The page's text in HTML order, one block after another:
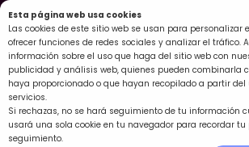
Esta página web usa cookies
Las cookies de este sitio web se usan para personalizar
ofrecer funciones de redes sociales y analizar el tráfico.
información sobre el uso que haga del sitio web con
publicidad y análisis web, quienes pueden combinarla
haya proporcionado o que hayan recopilado a partir
servicios.
Si rechazas, no se hará seguimiento de tu información
usará una sola cookie en tu navegador para recordar
seguimiento.
Ir
al
contenido